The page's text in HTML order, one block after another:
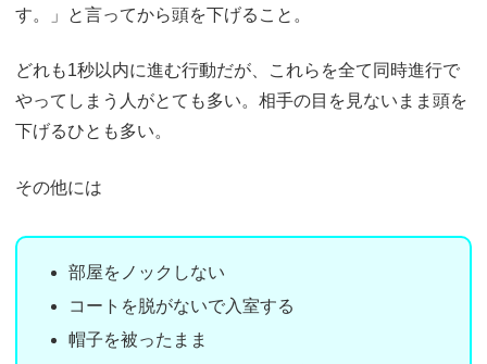
す。」と言ってから頭を下げること。
どれも1秒以内に進む行動だが、これらを全て同時進行で
やってしまう人がとても多い。相手の目を見ないまま頭を
下げるひとも多い。
その他には
部屋をノックしない
コートを脱がないで入室する
帽子を被ったまま